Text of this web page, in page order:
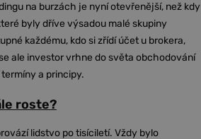
na burzách je nyní otevřenější, než kdy
byly dříve výsadou malé skupiny
každému, kdo si zřídí účet u brokera,
ale investor vrhne do světa obchodování
a principy.
roste?
lidstvo po tisíciletí. Vždy bylo